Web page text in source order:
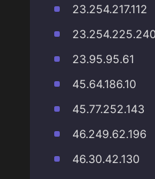
23.254.217.112
23.254.225.240
23.95.95.61
45.64.186.10
45.77.252.143
46.249.62.196
46.30.42.130